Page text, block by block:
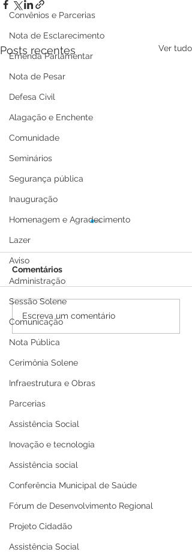
Convênios e Parcerias
Nota de Esclarecimento
Emenda Parlamentar
Nota de Pesar
Defesa Civil
Alagação e Enchente
Comunidade
Seminários
Segurança pública
Inauguração
Homenagem e Agradecimento
Lazer
Aviso
Administração
Sessão Solene
Comunicação
Nota Pública
Cerimônia Solene
Infraestrutura e Obras
Parcerias
Assistência Social
Inovação e tecnologia
Assistência social
Conferência Municipal de Saúde
Fórum de Desenvolvimento Regional
Projeto Cidadão
Assistência Social
Posts recentes Ver tudo
PE N°016/2025 - AVISO
DE ADIAMENTO
Comentários
Escreva um comentário